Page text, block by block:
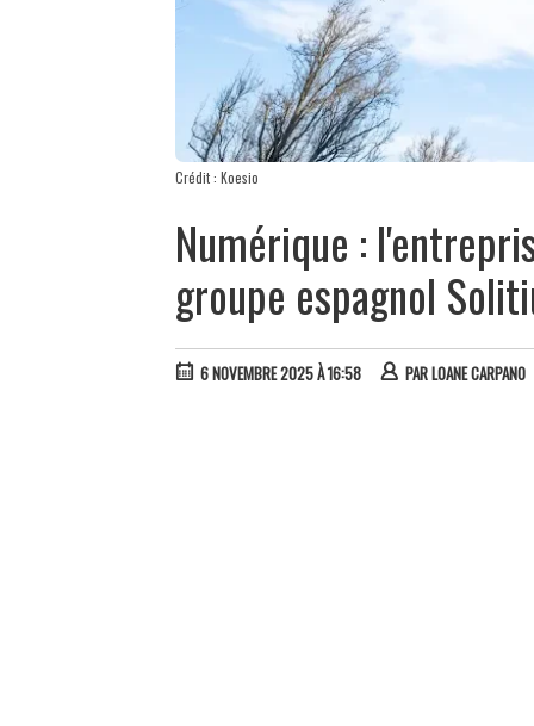
Crédit : Koesio
Numérique :
groupe espagnol
6 NOVEMBRE 2025 À 16:58 PARLOANE CARPANO